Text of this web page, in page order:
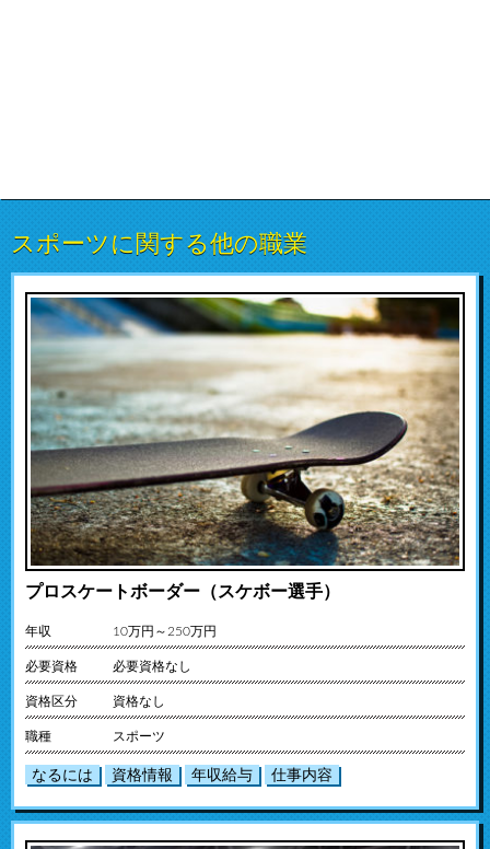
スポーツに関する他の職業
プロスケートボーダー（スケボー選手）
年収 10万円～250万円
必要資格 必要資格なし
資格区分 資格なし
職種 スポーツ
なるには 資格情報 年収給与 仕事内容